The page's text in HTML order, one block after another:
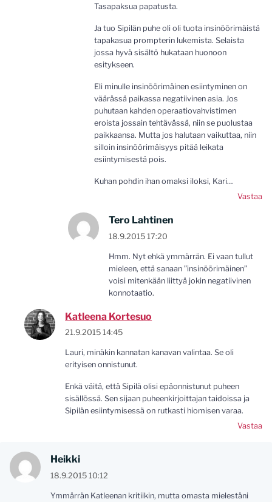
Tasapaksua papatusta.
Ja tuo Sipilän puhe oli oli tuota insinöörimäistä
tapakasua prompterin lukemista. Selaista
jossa hyvä sisältö hukataan huonoon
esitykseen.
Eli minulle insinöörimäinen esiintyminen on
väärässä paikassa negatiivinen asia. Jos
puhutaan kahden operaatiovahvistimen
eroista jossain tehtävässä, niin se puolustaa
paikkaansa. Mutta jos halutaan vaikuttaa, niin
silloin insinöörimäisyys pitää leikata
esiintymisestä pois.
Kuhan pohdin ihan omaksi iloksi, Kari…
Vastaa
Tero Lahtinen
18.9.2015 17:20
Hmm. Nyt ehkä ymmärrän. Ei vaan tullut
mieleen, että sanaan ”insinöörimäinen”
voisi mitenkään liittyä jokin negatiivinen
konnotaatio.
Katleena Kortesuo
21.9.2015 14:45
Lauri, minäkin kannatan kanavan valintaa. Se oli
erityisen onnistunut.
Enkä väitä, että Sipilä olisi epäonnistunut puheen
sisällössä. Sen sijaan puheenkirjoittajan taidoissa ja
Sipilän esiintymisessä on rutkasti hiomisen varaa.
Vastaa
Heikki
18.9.2015 10:12
Ymmärrän Katleenan kritiikin, mutta omasta mielestäni